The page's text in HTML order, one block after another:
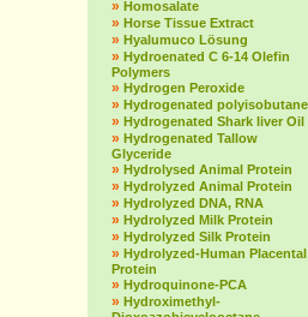
» Homosalate
» Horse Tissue Extract
» Hyalumuco Lösung
» Hydroenated C 6-14 Olefin
Polymers
» Hydrogen Peroxide
» Hydrogenated polyisobutane
» Hydrogenated Shark liver Oil
» Hydrogenated Tallow
Glyceride
» Hydrolysed Animal Protein
» Hydrolyzed Animal Protein
» Hydrolyzed DNA, RNA
» Hydrolyzed Milk Protein
» Hydrolyzed Silk Protein
» Hydrolyzed-Human Placental
Protein
» Hydroquinone-PCA
» Hydroximethyl-